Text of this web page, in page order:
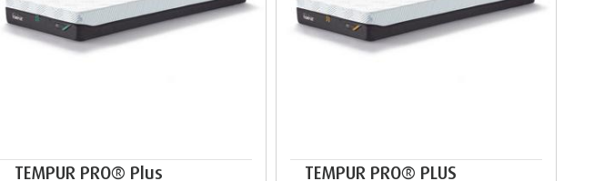
TEMPUR PRO® Plus
TEMPUR PRO® PLUS